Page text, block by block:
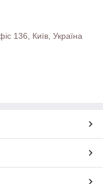
136, Київ, Україна